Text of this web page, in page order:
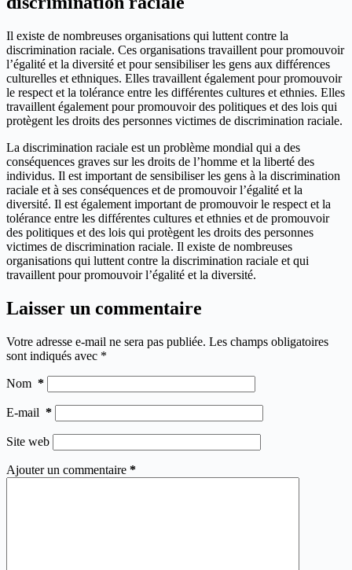
Il existe de nombreuses organisations qui luttent contre la
discrimination raciale. Ces organisations travaillent pour promouvoir
l’égalité et la diversité et pour sensibiliser les gens aux différences
culturelles et ethniques. Elles travaillent également pour promouvoir
le respect et la tolérance entre les différentes cultures et ethnies. Elles
travaillent également pour promouvoir des politiques et des lois qui
protègent les droits des personnes victimes de discrimination raciale.
La discrimination raciale est un problème mondial qui a des
conséquences graves sur les droits de l’homme et la liberté des
individus. Il est important de sensibiliser les gens à la discrimination
raciale et à ses conséquences et de promouvoir l’égalité et la
diversité. Il est également important de promouvoir le respect et la
tolérance entre les différentes cultures et ethnies et de promouvoir
des politiques et des lois qui protègent les droits des personnes
victimes de discrimination raciale. Il existe de nombreuses
organisations qui luttent contre la discrimination raciale et qui
travaillent pour promouvoir l’égalité et la diversité.
Laisser un commentaire
Votre adresse e-mail ne sera pas publiée. Les champs obligatoires
sont indiqués avec *
Nom *
E-mail *
Site web
Ajouter un commentaire *